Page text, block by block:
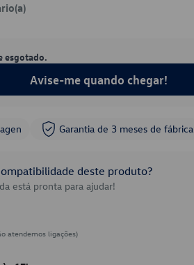
esgotado.
Avise-me quando chegar!
Garantia de 3 meses de fábrica
deste produto?
está pronta para ajudar!
atendemos ligações)